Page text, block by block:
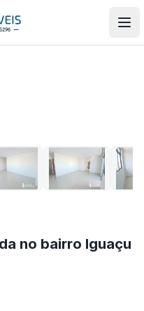
no bairro Iguaçu